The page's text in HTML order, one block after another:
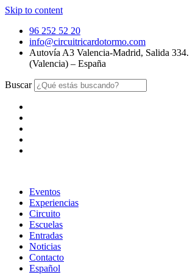
Skip to content
96 252 52 20
info@circuitricardotormo.com
Autovía A3 Valencia-Madrid, Salida
(Valencia) – España
Buscar
Eventos
Experiencias
Circuito
Escuelas
Entradas
Noticias
Contacto
Español